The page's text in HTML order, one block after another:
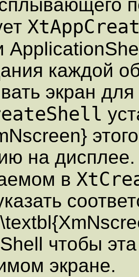
каждой
экран
на
в
чтобы
экране.